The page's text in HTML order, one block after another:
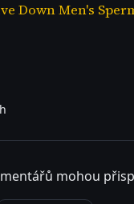
Down Men's
mohou